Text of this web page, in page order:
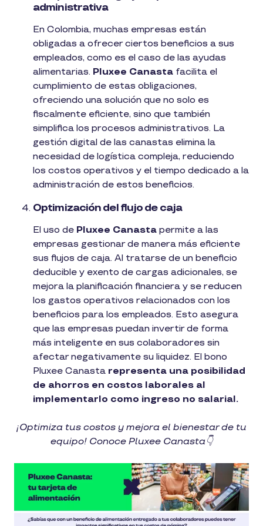
administrativa
En Colombia, muchas empresas están
obligadas a ofrecer ciertos beneficios a sus
empleados, como es el caso de las ayudas
alimentarias. Pluxee Canasta facilita el
cumplimiento de estas obligaciones,
ofreciendo una solución que no solo es
fiscalmente eficiente, sino que también
simplifica los procesos administrativos. La
gestión digital de las canastas elimina la
necesidad de logística compleja, reduciendo
los costos operativos y el tiempo dedicado a la
administración de estos beneficios.
Optimización del flujo de caja
El uso de Pluxee Canasta permite a las
empresas gestionar de manera más eficiente
sus flujos de caja. Al tratarse de un beneficio
deducible y exento de cargas adicionales, se
mejora la planificación financiera y se reducen
los gastos operativos relacionados con los
beneficios para los empleados. Esto asegura
que las empresas puedan invertir de forma
más inteligente en sus colaboradores sin
afectar negativamente su liquidez. El bono
Pluxee Canasta representa una posibilidad
de ahorros en costos laborales al
implementarlo como ingreso no salarial.
¡Optimiza tus costos y mejora el bienestar de tu
equipo! Conoce Pluxee Canasta👇